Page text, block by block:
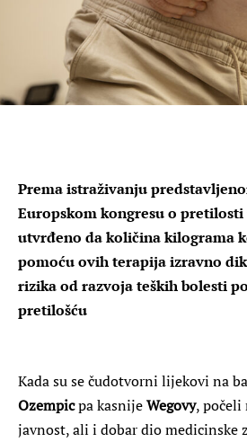
Prema istraživanju
Europskom kongresu o
utvrđeno da količina kilograma
pomoću ovih terapija izravno
rizika od razvoja teških bolesti
pretilošću
Kada su se čudotvorni lijekovi na
Ozempicpa kasnijeWegovy,
javnost, ali i dobar dio medicinske